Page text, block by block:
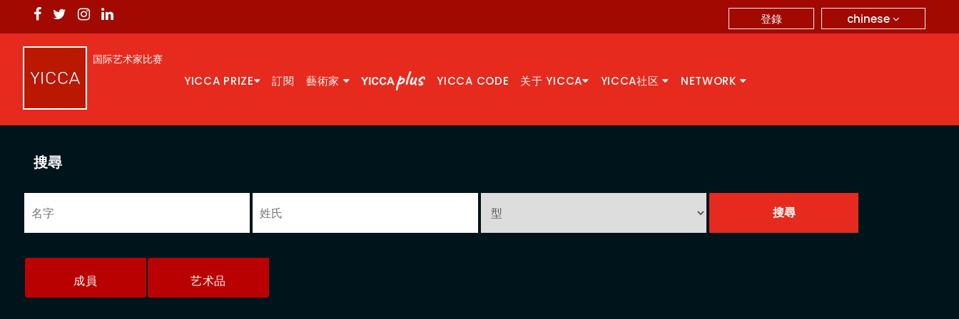
chinese
登錄
国际艺术家比赛
YICCA PRIZE 訂閱 藝術家 YICCA CODE 关于 YICCA YICCA社区 NETWORK
搜尋
成員 艺术品